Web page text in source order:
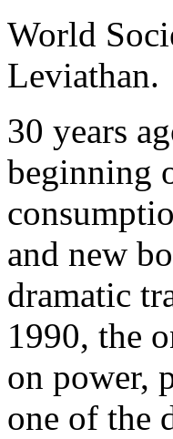
World
Leviathan.
30 years
beginning
and new
dramatic
1990, the
on power,
one of the